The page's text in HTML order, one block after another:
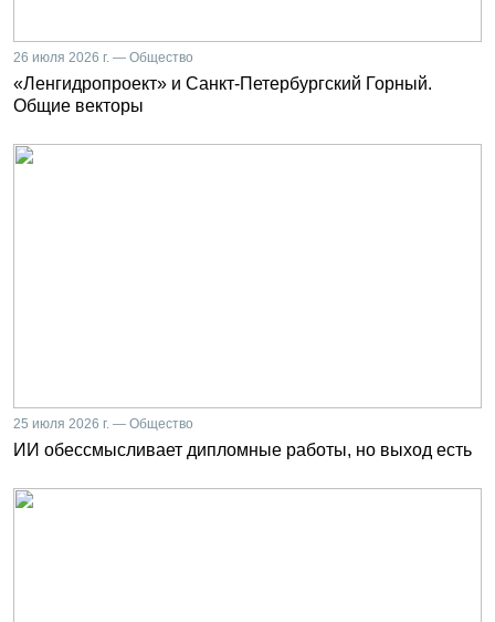
26 июля 2026 г. — Общество
«Ленгидропроект» и Санкт-Петербургский Горный.
Общие векторы
25 июля 2026 г. — Общество
ИИ обессмысливает дипломные работы, но выход есть